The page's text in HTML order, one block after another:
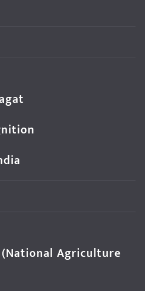
(National Agriculture